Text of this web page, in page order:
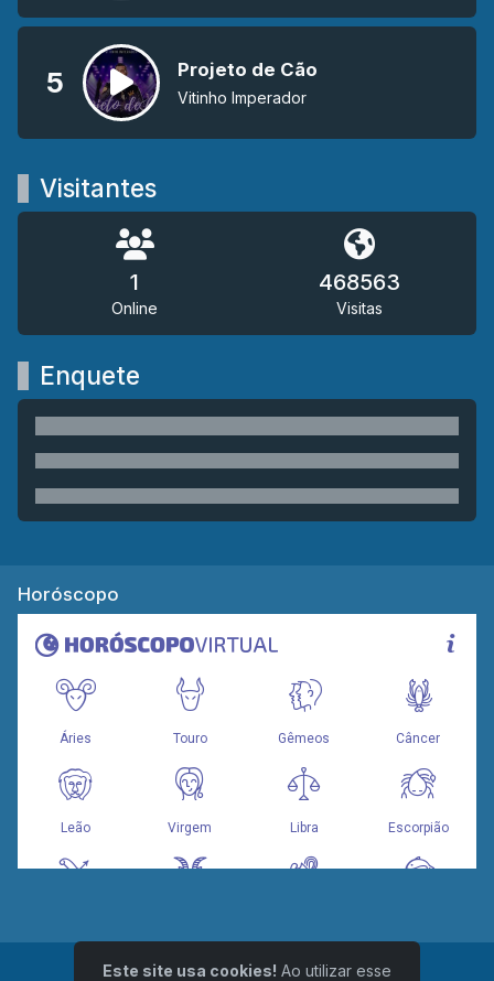
5 Projeto de Cão
Vitinho Imperador
Visitantes
1
Online
468563
Visitas
Enquete
Horóscopo
Este site usa cookies! Ao utilizar esse